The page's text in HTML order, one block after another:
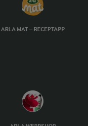
ARLA MAT – RECEPTAPP